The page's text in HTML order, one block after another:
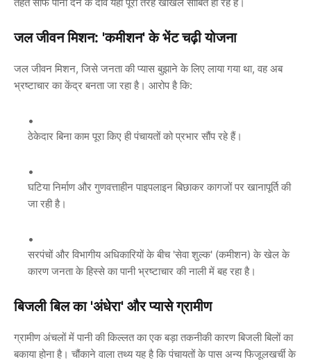
जल जीवन मिशन: 'कमीशन' के भेंट चढ़ी योजना
जल जीवन मिशन, जिसे जनता की प्यास बुझाने के लिए लाया गया था, वह अब
भ्रष्टाचार का केंद्र बनता जा रहा है। आरोप है कि:
ठेकेदार बिना काम पूरा किए ही पंचायतों को प्रभार सौंप रहे हैं।
घटिया निर्माण और गुणवत्ताहीन पाइपलाइन बिछाकर कागजों पर खानापूर्ति की
जा रही है।
सरपंचों और विभागीय अधिकारियों के बीच 'सेवा शुल्क' (कमीशन) के खेल के
कारण जनता के हिस्से का पानी भ्रष्टाचार की नाली में बह रहा है।
बिजली बिल का 'अंधेरा' और प्यासे ग्रामीण
ग्रामीण अंचलों में पानी की किल्लत का एक बड़ा तकनीकी कारण बिजली बिलों का
बकाया होना है। चौंकाने वाला तथ्य यह है कि पंचायतों के पास अन्य फिजूलखर्ची के